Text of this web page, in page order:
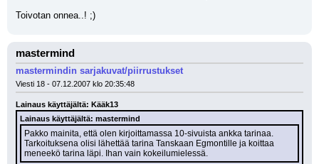
Toivotan onnea..! ;)
mastermind
mastermindin sarjakuvat/piirrustukset
Viesti 18 - 07.12.2007 klo 20:35:48
Lainaus käyttäjältä: Kääk13
Lainaus käyttäjältä: mastermind
Pakko mainita, että olen kirjoittamassa 10-sivuista ankka tarinaa.
Tarkoituksena olisi lähettää tarina Tanskaan Egmontille ja koittaa
meneekö tarina läpi. Ihan vain kokeilumielessä.